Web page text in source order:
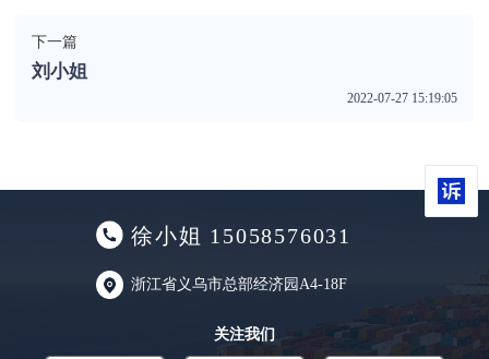
下一篇
刘小姐
2022-07-27 15:19:05
徐小姐 15058576031
浙江省义乌市总部经济园A4-18F
关注我们